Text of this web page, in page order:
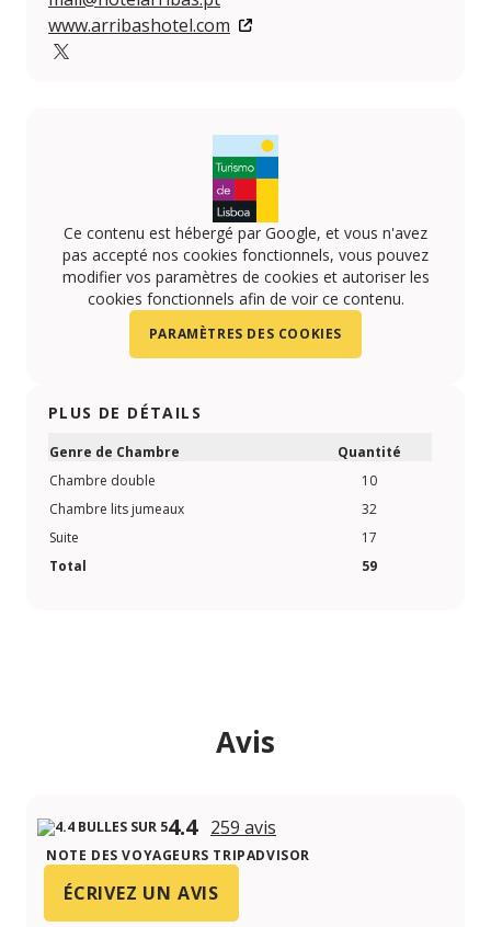
www.arribashotel.com
Ce contenu est hébergé par Google, et vous n'avez
pas accepté nos cookies fonctionnels, vous pouvez
modifier vos paramètres de cookies et autoriser les
cookies fonctionnels afin de voir ce contenu.
PARAMÈTRES DES COOKIES
PLUS DE DÉTAILS
Genre de Chambre
Quantité
Chambre double
10
Chambre lits jumeaux
32
Suite
17
Total
59
Avis
4.4 259 avis
NOTE DES VOYAGEURS TRIPADVISOR
ÉCRIVEZ UN AVIS